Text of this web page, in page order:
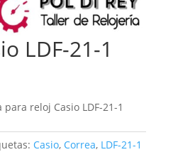
LDF-21-1
reloj Casio LDF-21-1
Casio, Correa, LDF-21-1